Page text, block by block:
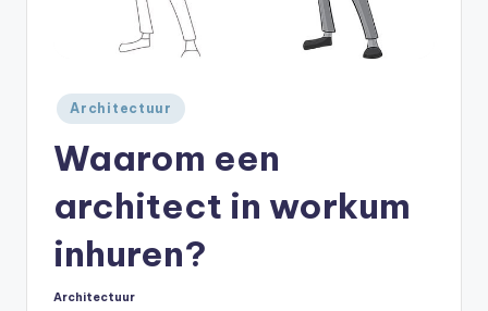
Geplaatst
in
Architectuur
Waarom een
architect in workum
inhuren?
Geplaatst
Architectuur